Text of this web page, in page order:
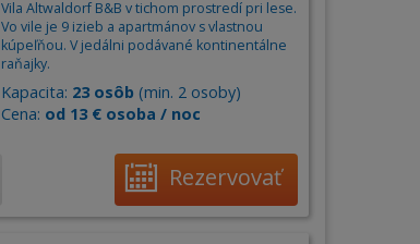
Vila Altwaldorf B&B v tichom prostredí pri lese.
Vo vile je 9 izieb a apartmánov s vlastnou
kúpeľňou. V jedálni podávané kontinentálne
raňajky.
Kapacita: 23 osôb (min. 2 osoby)
Cena: od 13 € osoba / noc
Rezervovať